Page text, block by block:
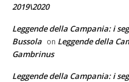
2019\2020
Leggende della Campania: i
Bussola on Leggende della
Gambrinus
Leggende della Campania: i